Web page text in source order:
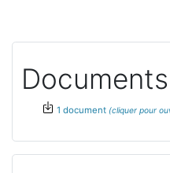
1 document